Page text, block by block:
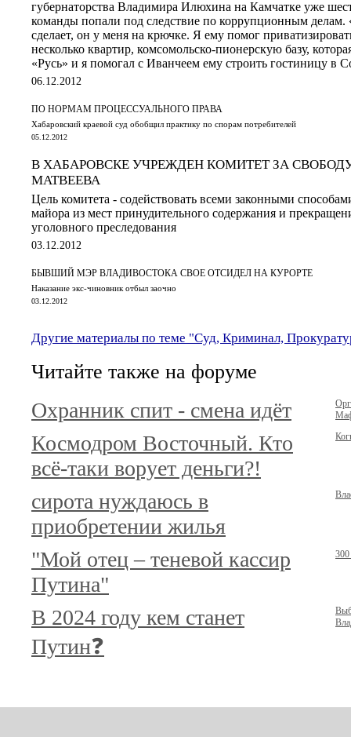
губернаторства Владимира Илюхина на Камчатке уже
команды попали под следствие по коррупционным
сделает, он у меня на крючке. Я ему помог
несколько квартир, комсомольско-пионерскую базу,
«Русь» и я помогал с Иванчеем ему строить гостиницу в
06.12.2012
ПО НОРМАМ ПРОЦЕССУАЛЬНОГО ПРАВА
Хабаровский краевой суд обобщил практику по спорам потребителей
05.12.2012
В ХАБАРОВСКЕ УЧРЕЖДЕН КОМИТЕТ ЗА
МАТВЕЕВА
Цель комитета - содействовать всеми законными
майора из мест принудительного содержания и
уголовного преследования
03.12.2012
БЫВШИЙ МЭР ВЛАДИВОСТОКА СВОЕ ОТСИДЕЛ НА КУРОРТЕ
Наказание экс-чиновник отбыл заочно
03.12.2012
Другие материалы по теме "Суд, Криминал,
Читайте также на форуме
Охранник спит - смена идёт
Космодром Восточный. Кто
всё-таки ворует деньги?!
сирота нуждаюсь в
приобретении жилья
"Мой отец – теневой кассир
Путина"
300
В 2024 году кем станет
Путин❓